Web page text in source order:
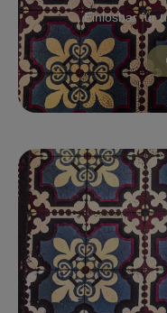
Einlösbar für